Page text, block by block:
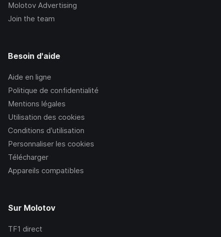
Molotov Advertising
Join the team
Besoin d'aide
Aide en ligne
Politique de confidentialité
Mentions légales
Utilisation des cookies
Conditions d’utilisation
Personnaliser les cookies
Télécharger
Appareils compatibles
Sur Molotov
TF1 direct